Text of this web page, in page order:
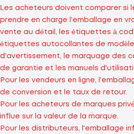
Les acheteurs doivent comparer si
prendre en charge l'emballage en
vente au détail, les étiquettes à
étiquettes autocollantes de
d'avertissement, le marquage des
de garantie et les manuels
Pour les vendeurs en ligne,
de conversion et le taux de retour.
Pour les acheteurs de marques
influe sur la valeur de la marque.
Pour les distributeurs, l'emballage